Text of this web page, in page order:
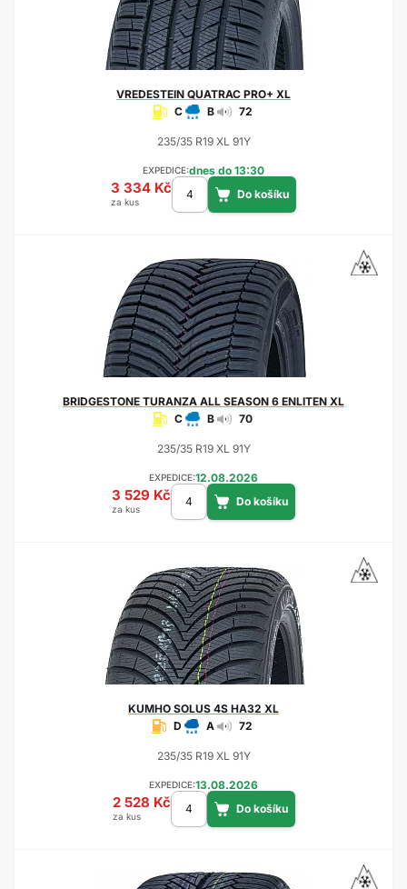
VREDESTEIN QUATRAC PRO+ XL
C
B 72
235/35 R19 XL 91Y
EXPEDICE:dnes do 13:30
3 334 Kč
za kus
BRIDGESTONE TURANZA ALL SEASON 6 ENLITEN XL
C
B 70
235/35 R19 XL 91Y
EXPEDICE:12.08.2026
3 529 Kč
za kus
KUMHO SOLUS 4S HA32 XL
D
A 72
235/35 R19 XL 91Y
EXPEDICE:13.08.2026
2 528 Kč
za kus